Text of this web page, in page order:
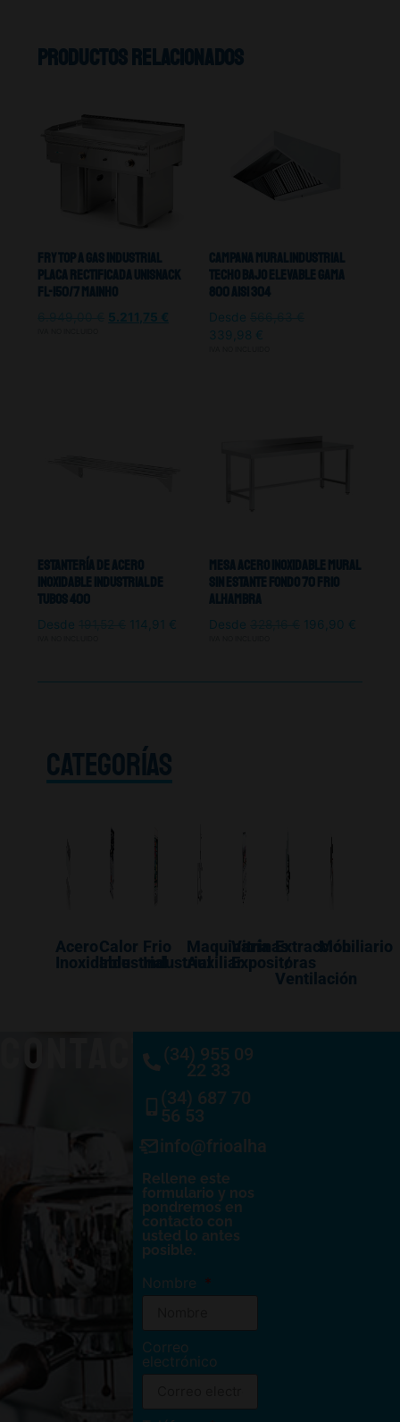
Productos relacionados
Fry Top A Gas Industrial
Placa Rectificada Unisnack
FL-150/7 Mainho
5.211,75 €
Campana Mural Industrial
Techo Bajo Elevable Gama
800 Aisi 304
Desde
339,98 €
Estantería De Acero
Inoxidable Industrial De
Tubos 400
Desde 114,91 €
Mesa Acero Inoxidable Mural
Sin Estante Fondo 70 Frio
Alhambra
Desde 196,90 €
CATEGORÍAS
Acero
Inoxidable
Calor
Industrial
Frio
Industrial
Maquinaría
Auxiliar
Vitrinas
Expositoras
Extracción
/
Ventilación
Mobiliario
CONTACTO(34) 955 09
22 33
(34) 687 70
56 53
info@frioalhambra.com
Rellene este
formulario y nos
pondremos en
contacto con
usted lo antes
posible.
Nombre
Correo
electrónico